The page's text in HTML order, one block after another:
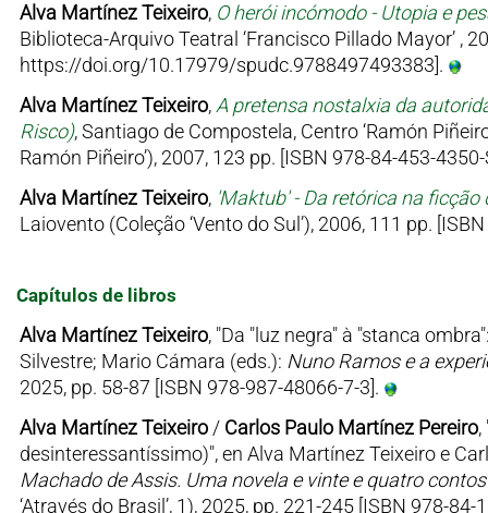
Alva Martínez Teixeiro, O herói incómodo - Utopia e
Biblioteca-Arquivo Teatral ‘Francisco Pillado Mayor’ ,
https://doi.org/10.17979/spudc.9788497493383].
Alva Martínez Teixeiro, A pretensa nostalxia da
Risco), Santiago de Compostela, Centro ‘Ramón
Ramón Piñeiro’), 2007, 123 pp. [ISBN 978-84-453-
Alva Martínez Teixeiro, 'Maktub' - Da retórica na ficção
Laiovento (Coleção ‘Vento do Sul’), 2006, 111 pp.
Capítulos de libros
Alva Martínez Teixeiro, "Da "luz negra" à "stanca
Silvestre; Mario Cámara (eds.): Nuno Ramos e a
2025, pp. 58-87 [ISBN 978-987-48066-7-3].
Alva Martínez Teixeiro/ Carlos Paulo Martínez Pereiro,
desinteressantíssimo)", en Alva Martínez Teixeiro e
Machado de Assis. Uma novela e vinte e quatro
‘Através do Brasil’, 1), 2025, pp. 221-245 [ISBN 978-